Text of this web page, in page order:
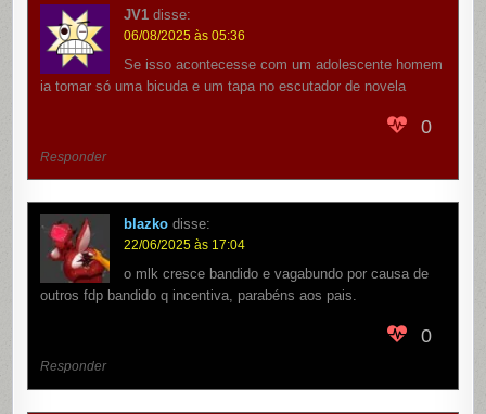
JV1 disse:
06/08/2025 às 05:36
Se isso acontecesse com um adolescente homem
ia tomar só uma bicuda e um tapa no escutador de novela
0
Responder
blazko disse:
22/06/2025 às 17:04
o mlk cresce bandido e vagabundo por causa de
outros fdp bandido q incentiva, parabéns aos pais.
0
Responder